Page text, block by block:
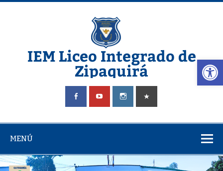
Abrir
Saltar
IEM Liceo Integrado de
Zipaquirá
Pagina del Liceo Integrado Zipaquira
MENÚ